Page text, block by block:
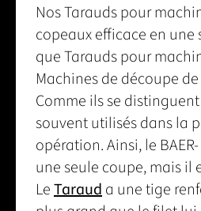
Nos Tarauds pour
copeaux efficace en
que Tarauds pour
Machines de découpe de
Comme ils se
souvent utilisés dans la
opération. Ainsi, le
une seule coupe, mais il
LeTaraud a une tige